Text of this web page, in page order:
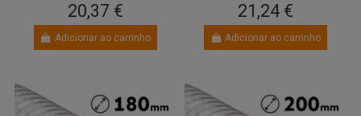
20,37 €
Adicionar ao carrinho
21,24 €
Adicionar ao carrinho